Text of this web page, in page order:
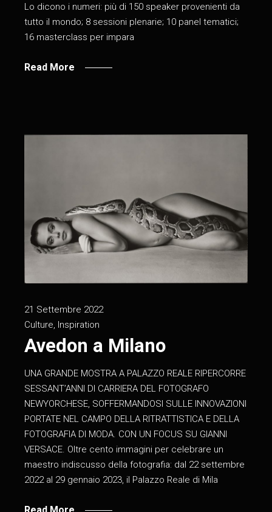
Lo dicono i numeri: più di 150 speaker provenienti da
tutto il mondo; 8 sessioni plenarie; 10 panel tematici;
16 masterclass per impara
Read More
21 Settembre 2022
Culture, Inspiration
Avedon a Milano
UNA GRANDE MOSTRA A PALAZZO REALE RIPERCORRE
SESSANT’ANNI DI CARRIERA DEL FOTOGRAFO
NEWYORCHESE, SOFFERMANDOSI SULLE INNOVAZIONI
PORTATE NEL CAMPO DELLA RITRATTISTICA E DELLA
FOTOGRAFIA DI MODA. CON UN FOCUS SU GIANNI
VERSACE. Oltre cento immagini per celebrare un
maestro indiscusso della fotografia: dal 22 settembre
2022 al 29 gennaio 2023, il Palazzo Reale di Mila